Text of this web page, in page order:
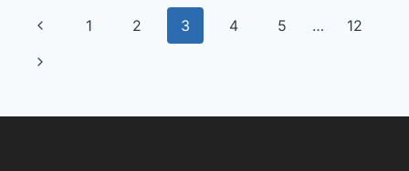
1 2 3 4 5 … 12